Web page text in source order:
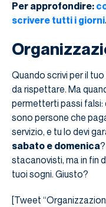
Per approfondire:
scrivere tutti i giorni
Quando scrivi per il
da rispettare. Ma
permetterti passi
sono persone che
servizio, e tu lo devi
sabato e domenica
stacanovisti, ma in fin
tuoi sogni. Giusto?
[Tweet